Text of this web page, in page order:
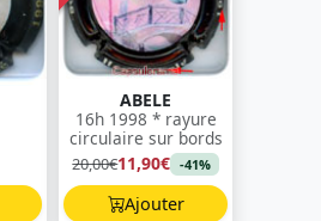
ABELE
16h 1998 * rayure
circulaire sur bords
20,00€11,90€ -41%
Ajouter